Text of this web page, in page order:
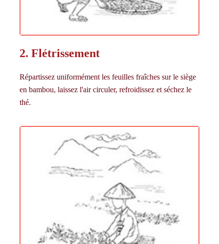
2. Flétrissement
Répartissez uniformément les feuilles fraîches sur le siège
en bambou, laissez l'air circuler, refroidissez et séchez le
thé.